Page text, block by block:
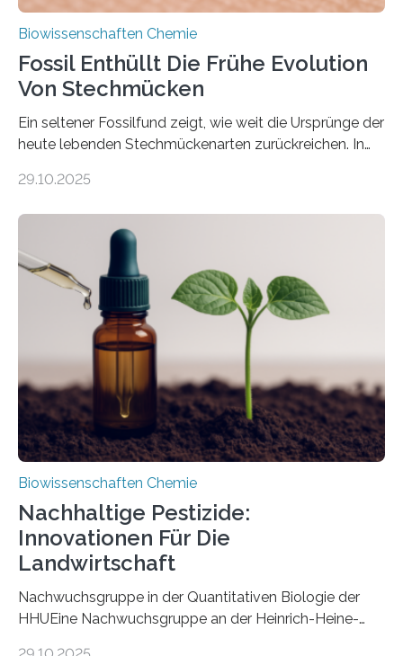
Biowissenschaften Chemie
Fossil Enthüllt Die Frühe Evolution
Von Stechmücken
Ein seltener Fossilfund zeigt, wie weit die Ursprünge der
heute lebenden Stechmückenarten zurückreichen. In
Forschende die bisher älteste bekannte Stechmücken-
Region Kachin in Myanmar und hat sich in
ausgezeichnetem Zustand erhalten. Es konnte als neue
Art einer neuen Gattung beschrieben werden und trägt
nun den Namen Cretosabethes primaevus. Dieser erste
fossile Nachweis einer Stechmückenlarve in Bernstein
stellt gleichzeitig den ersten Fossilfund einer
Mückenlarve aus dem Mesozoikum dar, denn…
29.10.2025
Biowissenschaften Chemie
Nachhaltige Pestizide:
Innovationen Für Die
Landwirtschaft
Nachwuchsgruppe in der Quantitativen Biologie der
HHUEine Nachwuchsgruppe an der Heinrich-Heine-